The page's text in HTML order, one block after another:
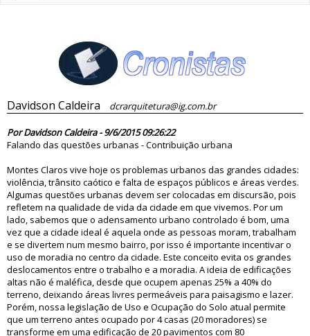
Davidson Caldeira
dcrarquitetura@ig.com.br
Por Davidson Caldeira - 9/6/2015 09:26:22
Falando das questões urbanas - Contribuição urbana
Montes Claros vive hoje os problemas urbanos das grandes cidades:
violência, trânsito caótico e falta de espaços públicos e áreas verdes.
Algumas questões urbanas devem ser colocadas em discursão, pois
refletem na qualidade de vida da cidade em que vivemos. Por um
lado, sabemos que o adensamento urbano controlado é bom, uma
vez que a cidade ideal é aquela onde as pessoas moram, trabalham
e se divertem num mesmo bairro, por isso é importante incentivar o
uso de moradia no centro da cidade. Este conceito evita os grandes
deslocamentos entre o trabalho e a moradia. A ideia de edificações
altas não é maléfica, desde que ocupem apenas 25% a 40% do
terreno, deixando áreas livres permeáveis para paisagismo e lazer.
Porém, nossa legislação de Uso e Ocupação do Solo atual permite
que um terreno antes ocupado por 4 casas (20 moradores) se
transforme em uma edificação de 20 pavimentos com 80